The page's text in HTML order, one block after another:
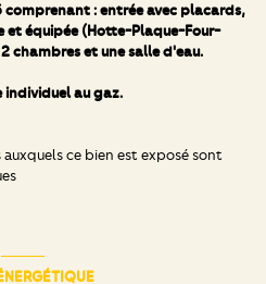
: entrée avec placards,
et équipée (Hotte-Plaque-Four-
chambres et une salle d'eau.
au gaz.
ce bien est exposé sont